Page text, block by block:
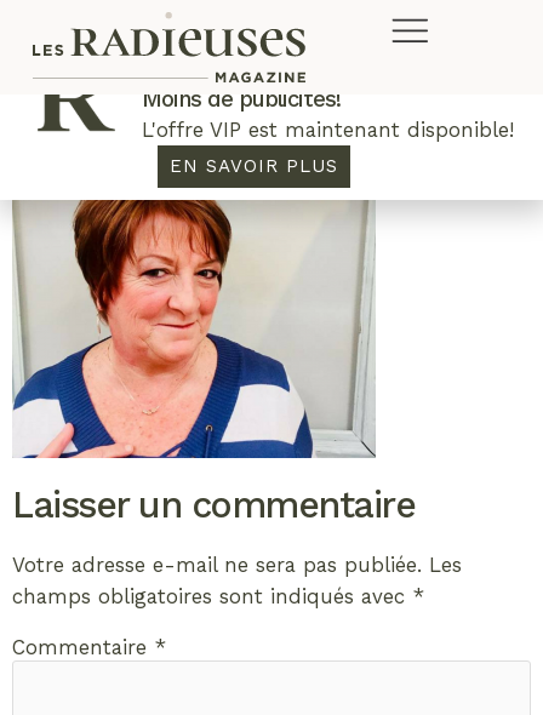
Laisser un commentaire
Votre adresse e-mail ne sera pas publiée. Les
champs obligatoires sont indiqués avec *
Commentaire *
Plus de concours. Plus de rabais.
Moins de publicités!
L'offre VIP est maintenant disponible!
EN SAVOIR PLUS